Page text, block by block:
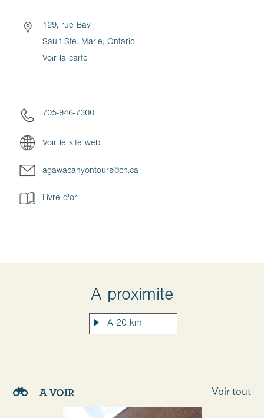
129, rue Bay
Sault Ste. Marie, Ontario
Voir la carte
705-946-7300
Voir le site web
agawacanyontours@cn.ca
Livre d'or
A proximite
A VOIR Voir tout